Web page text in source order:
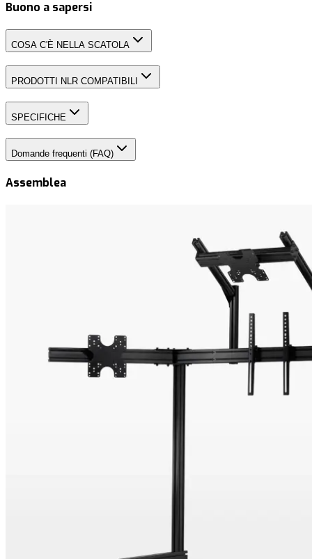
Buono a sapersi
COSA C'È NELLA SCATOLA
PRODOTTI NLR COMPATIBILI
SPECIFICHE
Domande frequenti (FAQ)
Assemblea